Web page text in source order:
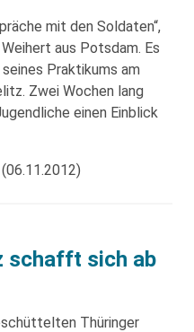
mit den Soldaten“,
aus Potsdam. Es
Praktikums am
Zwei Wochen lang
einen Einblick
(06.11.2012)
schafft sich ab
Thüringer